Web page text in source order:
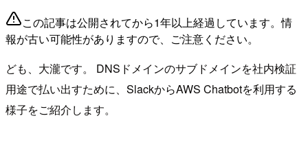
この記事は公開されてから1年以上経過しています。情
報が古い可能性がありますので、ご注意ください。
ども、大瀧です。 DNSドメインのサブドメインを社内検証
用途で払い出すために、SlackからAWS Chatbotを利用する
様子をご紹介します。